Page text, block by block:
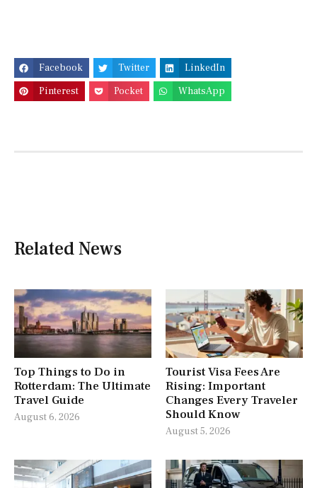
Facebook Twitter
LinkedIn
Pinterest
Pocket WhatsApp
Related News
Top Things to Do in
Rotterdam: The Ultimate
Travel Guide
August 6, 2026
Tourist Visa Fees Are
Rising: Important
Changes Every Traveler
Should Know
August 5, 2026